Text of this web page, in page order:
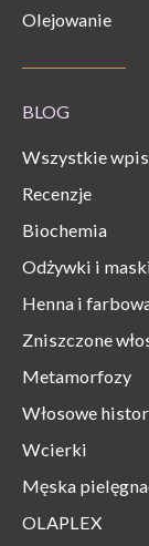
Olejowanie
BLOG
Wszystkie
Recenzje
Biochemia
Odżywki i
Henna i
Zniszczone
Metamorfozy
Włosowe
Wcierki
Męska
OLAPLEX